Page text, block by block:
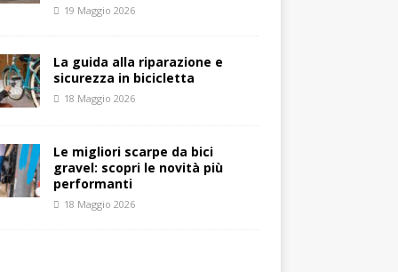
19 Maggio 2026
La guida alla riparazione e
sicurezza in bicicletta
18 Maggio 2026
Le migliori scarpe da bici
gravel: scopri le novità più
performanti
18 Maggio 2026